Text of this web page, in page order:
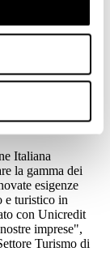
di più tarati
Unicredit che
finanziamenti
e
alla
Italiana
la gamma dei
esigenze
e turistico in
con Unicredit
imprese",
Turismo di